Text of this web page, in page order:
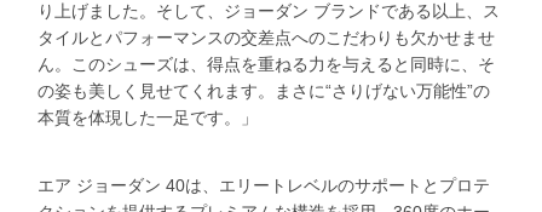
り上げました。そして、ジョーダン ブランドである以上、ス
タイルとパフォーマンスの交差点へのこだわりも欠かせませ
ん。このシューズは、得点を重ねる力を与えると同時に、そ
の姿も美しく見せてくれます。まさに“さりげない万能性”の
本質を体現した一足です。」
エア ジョーダン 40は、エリートレベルのサポートとプロテ